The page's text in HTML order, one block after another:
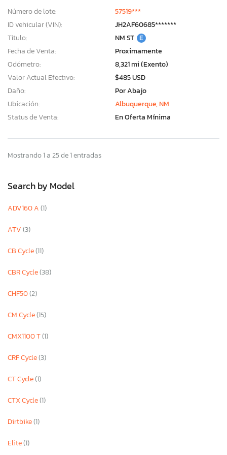
Número de lote:
57519***
ID vehicular (VIN):
JH2AF60685*******
Título:
NM ST E
Fecha de Venta:
Proximamente
Odómetro:
8,321 mi (Exento)
Valor Actual Efectivo:
$485 USD
Daño:
Por Abajo
Ubicación:
Albuquerque, NM
Status de Venta:
En Oferta Mínima
Mostrando 1 a 25 de 1 entradas
Search by Model
ADV160 A(1)
ATV(3)
CB Cycle(11)
CBR Cycle(38)
CHF50(2)
CM Cycle(15)
CMX1100 T(1)
CRF Cycle(3)
CT Cycle(1)
CTX Cycle(1)
Dirtbike(1)
Elite(1)